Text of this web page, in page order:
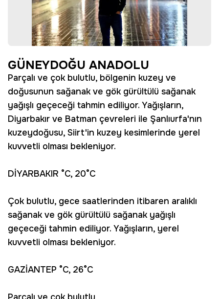
GÜNEYDOĞU ANADOLU
Parçalı ve çok bulutlu, bölgenin kuzey ve
doğusunun sağanak ve gök gürültülü sağanak
yağışlı geçeceği tahmin ediliyor. Yağışların,
Diyarbakır ve Batman çevreleri ile Şanlıurfa'nın
kuzeydoğusu, Siirt'in kuzey kesimlerinde yerel
kuvvetli olması bekleniyor.
DİYARBAKIR °C, 20°C
Çok bulutlu, gece saatlerinden itibaren aralıklı
sağanak ve gök gürültülü sağanak yağışlı
geçeceği tahmin ediliyor. Yağışların, yerel
kuvvetli olması bekleniyor.
GAZİANTEP °C, 26°C